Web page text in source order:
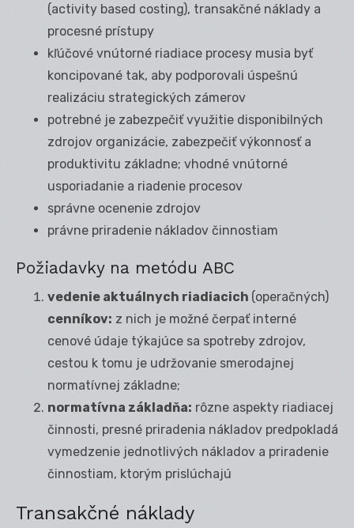
(activity based costing), transakčné náklady a
procesné prístupy
kľúčové vnútorné riadiace procesy musia byť
koncipované tak, aby podporovali úspešnú
realizáciu strategických zámerov
potrebné je zabezpečiť využitie disponibilných
zdrojov organizácie, zabezpečiť výkonnosť a
produktivitu základne; vhodné vnútorné
usporiadanie a riadenie procesov
správne ocenenie zdrojov
právne priradenie nákladov činnostiam
Požiadavky na metódu ABC
vedenie aktuálnych riadiacich (operačných)
cenníkov: z nich je možné čerpať interné
cenové údaje týkajúce sa spotreby zdrojov,
cestou k tomu je udržovanie smerodajnej
normatívnej základne;
normatívna základňa: rôzne aspekty riadiacej
činnosti, presné priradenia nákladov predpokladá
vymedzenie jednotlivých nákladov a priradenie
činnostiam, ktorým prislúchajú
Transakčné náklady